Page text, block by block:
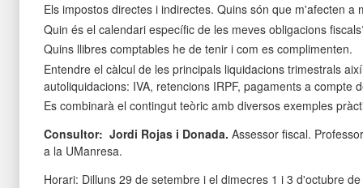
Els impostos directes i indirectes. Quins són que m'afecten a
Quin és el calendari específic de les meves obligacions
Quins llibres comptables he de tenir i com es complimenten.
Entendre el càlcul de les principals liquidacions trimestrals
autoliquidacions: IVA, retencions IRPF, pagaments a compte
Es combinarà el contingut teòric amb diversos exemples
Consultor: Jordi Rojas i Donada. Assessor fiscal.
a la UManresa.
Horari: Dilluns 29 de setembre i el dimecres 1 i 3 d'octubre